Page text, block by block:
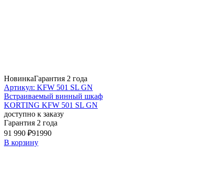
НовинкаГарантия 2 года
Артикул: KFW 501 SL GN
Встраиваемый винный шкаф
KORTING KFW 501 SL GN
доступно к заказу
Гарантия 2 года
91 990 ₽91990
В корзину